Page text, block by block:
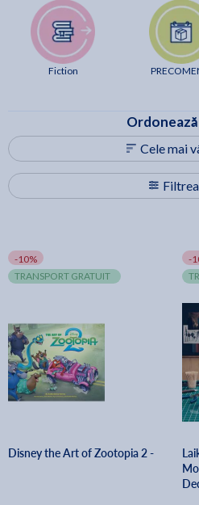
Fiction
Cele mai
-10%
TRANSPORT GRATUIT
Disney the Art of Zootopia 2 -
-